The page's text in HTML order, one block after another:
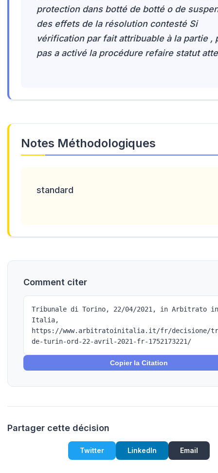
protection dans botté de botté o de
des effets de la résolution contesté Si
vérification par fait attribuable à la partie ,
pas a activé la procédure refaire statut
Notes Méthodologiques
standard
Comment citer
Tribunale di Torino, 22/04/2021, in Arbitrato in
Italia,
https://www.arbitratoinitalia.it/fr/decisione/
de-turin-ord-22-avril-2021-fr-1752173221/
Copier la Citation
Partager cette décision
Twitter LinkedIn Email